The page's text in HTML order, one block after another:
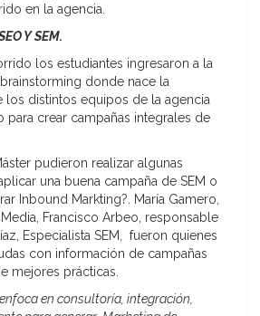
en la agencia.
Y SEM.
los estudiantes ingresaron a la
brainstorming donde nace la
los distintos equipos de la agencia
para crear campañas integrales de
pudieron realizar algunas
una buena campaña de SEM o
Inbound Markting?. María Gamero,
Francisco Arbeo, responsable
Especialista SEM, fueron quienes
con información de campañas
mejores prácticas.
en consultoría, integración,